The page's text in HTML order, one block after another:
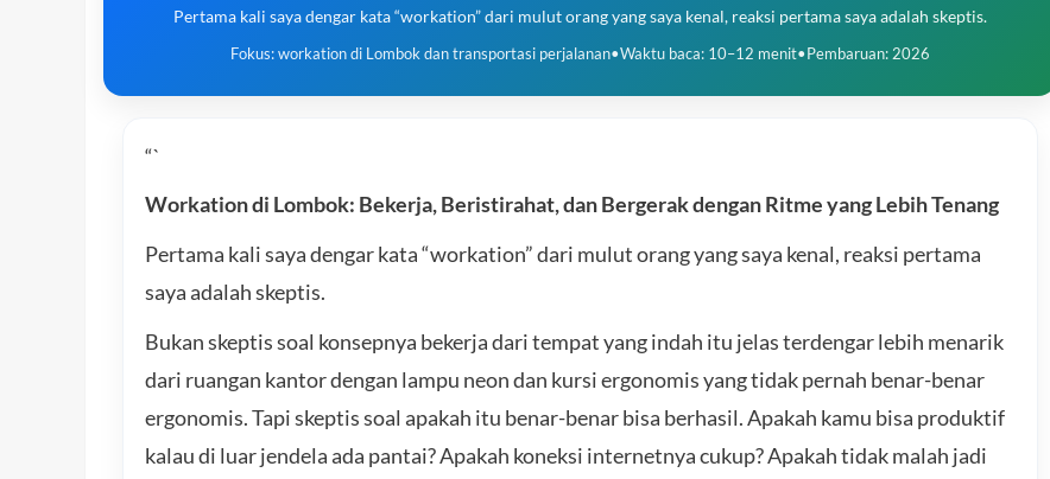
Pertama kali saya dengar kata “workation” dari mulut orang yang saya kenal, reaksi pertama saya adalah skeptis.
Fokus: workation di Lombok dan transportasi perjalanan•Waktu baca: 10–12 menit•Pembaruan: 2026
“`
Workation di Lombok: Bekerja, Beristirahat, dan Bergerak dengan Ritme yang Lebih Tenang
Pertama kali saya dengar kata “workation” dari mulut orang yang saya kenal, reaksi pertama
saya adalah skeptis.
Bukan skeptis soal konsepnya bekerja dari tempat yang indah itu jelas terdengar lebih menarik
dari ruangan kantor dengan lampu neon dan kursi ergonomis yang tidak pernah benar-benar
ergonomis. Tapi skeptis soal apakah itu benar-benar bisa berhasil. Apakah kamu bisa produktif
kalau di luar jendela ada pantai? Apakah koneksi internetnya cukup? Apakah tidak malah jadi